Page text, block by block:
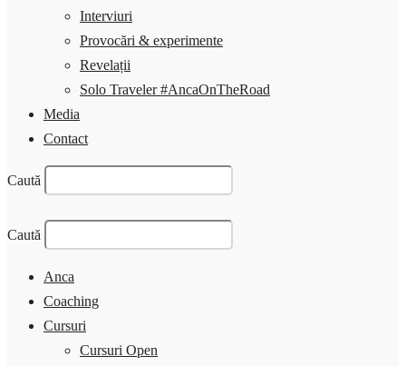
Interviuri
Provocări & experimente
Revelații
Solo Traveler #AncaOnTheRoad
Media
Contact
Caută
Caută
Anca
Coaching
Cursuri
Cursuri Open